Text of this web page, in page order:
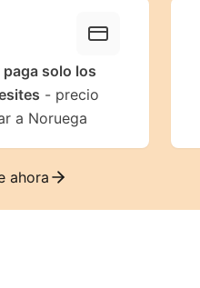
solo los
- precio
a Noruega
ahora